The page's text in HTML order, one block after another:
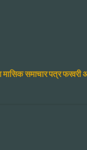
मासिक समाचार पत्र